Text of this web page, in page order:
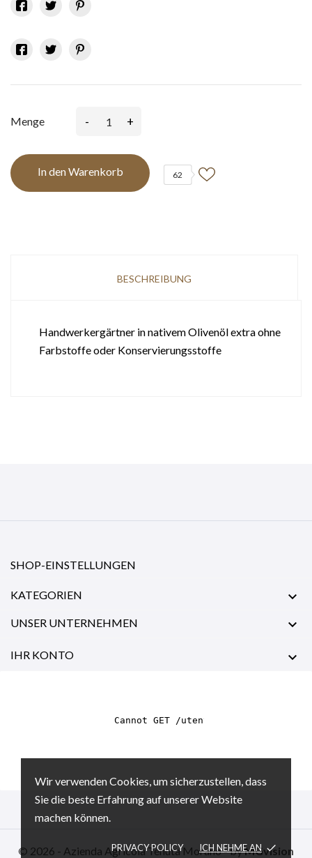
Wir verwenden Cookies, um sicherzustellen, dass
Sie die beste Erfahrung auf unserer Website
machen können.
PRIVACY POLICY ICH NEHME AN done
Menge - +
In den Warenkorb 62
BESCHREIBUNG
Handwerkergärtner in nativem Olivenöl extra ohne
Farbstoffe oder Konservierungsstoffe
SHOP-EINSTELLUNGEN
KATEGORIEN 
UNSER UNTERNEHMEN 
IHR KONTO 
© 2026 - Azienda Agricola Tenuta Morano - byMGvision